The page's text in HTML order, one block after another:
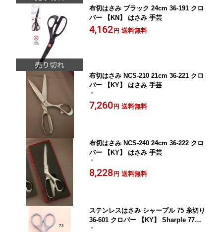
布切はさみ ブラック 24cm 36-191 クロ
バー 【KN】 はさみ 手芸
4,162 円 送料無料
布切はさみ NCS-210 21cm 36-221 クロ
バー 【KY】 はさみ 手芸
＊
7,260 円 送料無料
布切はさみ NCS-240 24cm 36-222 クロ
バー 【KY】 はさみ 手芸
＊
8,228 円 送料無料
ステンレスはさみ シャープル 75 糸切り
36-601 クロバー 【KY】 Sharple 77m
m はさみ 手芸 本革サック付 ミニ
＊